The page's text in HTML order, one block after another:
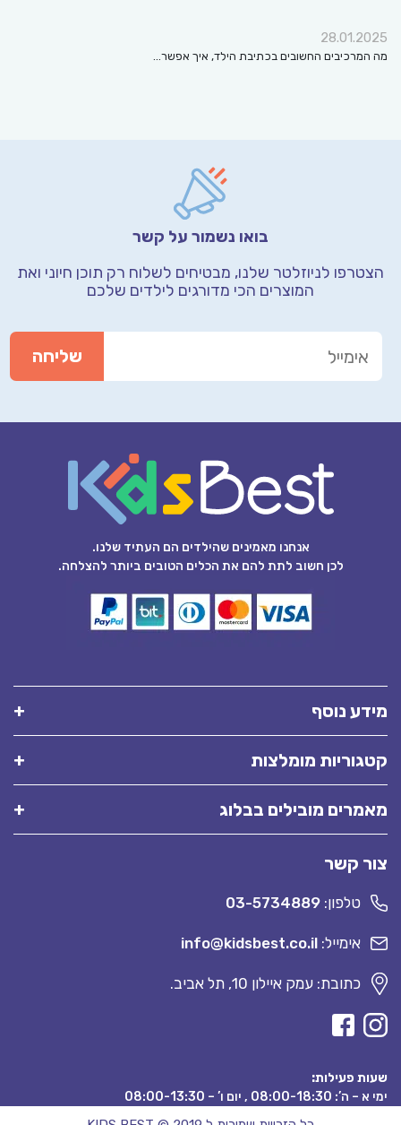
28.01.2025
מה המרכיבים החשובים בכתיבת הילד, איך אפשר…
בואו נשמור על קשר
הצטרפו לניוזלטר שלנו, מבטיחים לשלוח רק תוכן חיוני ואת
המוצרים הכי מדורגים לילדים שלכם
אנחנו מאמינים שהילדים הם העתיד שלנו.
לכן חשוב לתת להם את הכלים הטובים ביותר להצלחה.
מידע נוסף
קטגוריות מומלצות
מאמרים מובילים בבלוג
צור קשר
טלפון: 03-5734889
אימייל: info@kidsbest.co.il
כתובת: עמק איילון 10, תל אביב.
שעות פעילות:
ימי א – ה’: 08:00-18:30 , יום ו’ – 08:00-13:30